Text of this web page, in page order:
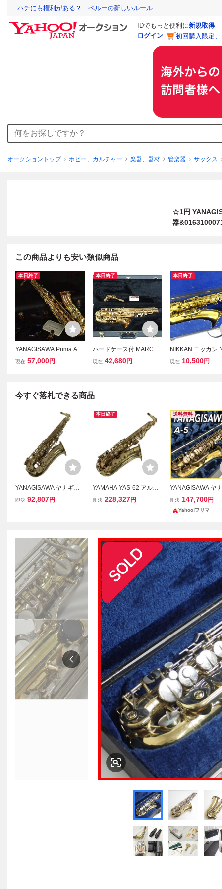
ハチにも権利がある？ ペルーの新しいルール
IDでもっと便利に新規取得
ログイン
初回購入限定
オークショントップ ホビー、カルチャー 楽器、器材 管楽器 サックス
☆1円
器
この商品よりも安い類似商品
本日終了
YANAGISAWA Prima A-9
02 ヤナギサワ アルト サ
0723-I004
現在 57,000円
本日終了
ハードケース付 MARCAT
O マルカート AL100GL
現在 42,680円
本日終了
NIKKAN ニッカン
テナー サックス マ
現在 10,500円
今すぐ落札できる商品
YANAGISAWA ヤナギサ
ワ Prima A-50 アルトサッ
即決 92,807円
本日終了
YAMAHA YAS-62 アルト
サックス マウスピース ハ
即決 228,327円
送料無料
YANAGISAWA ヤ
ワ A-5 アルトサッ
楽器 ケース付 吹奏
ーケストラ アンサ
即決 147,700円
Yahoo!フリマ